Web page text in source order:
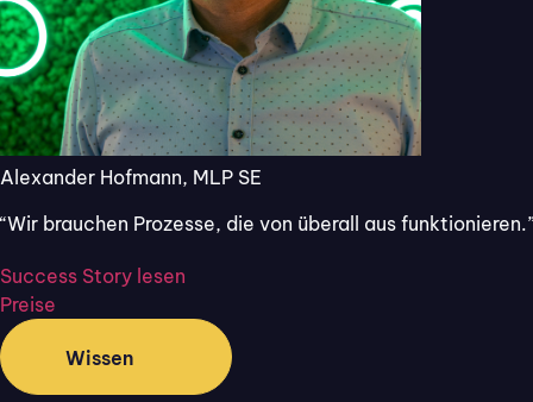
Alexander Hofmann, MLP SE
“Wir brauchen Prozesse, die von überall aus
Success Story lesen
Preise
Wissen
automatische
Verlängerung und
ohne Angabe von
Kreditkartendaten.
Welche digitalen